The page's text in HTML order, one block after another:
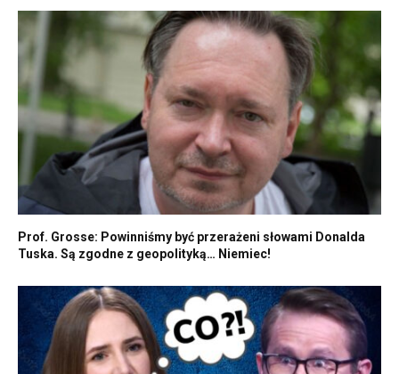
Prof. Grosse: Powinniśmy być przerażeni słowami Donalda
Tuska. Są zgodne z geopolityką… Niemiec!